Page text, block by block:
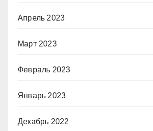
Апрель 2023
Март 2023
Февраль 2023
Январь 2023
Декабрь 2022